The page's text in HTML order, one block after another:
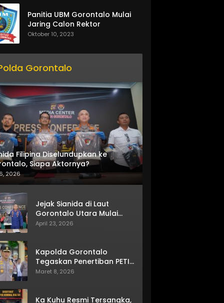
Panitia UBM Gorontalo Mulai
Jaring Calon Rektor
Oktober 10, 2023
Gorontalo
Filipina Diselundupkan ke
Siapa Aktornya?
2026
Jejak Sianida di Laut
Gorontalo Utara Mulai
Terkuak
April 23, 2026
Kapolda Gorontalo
Tegaskan Penertiban PETI
Terus Berjalan
Maret 8, 2026
Ka Kuhu Resmi Tersangka,